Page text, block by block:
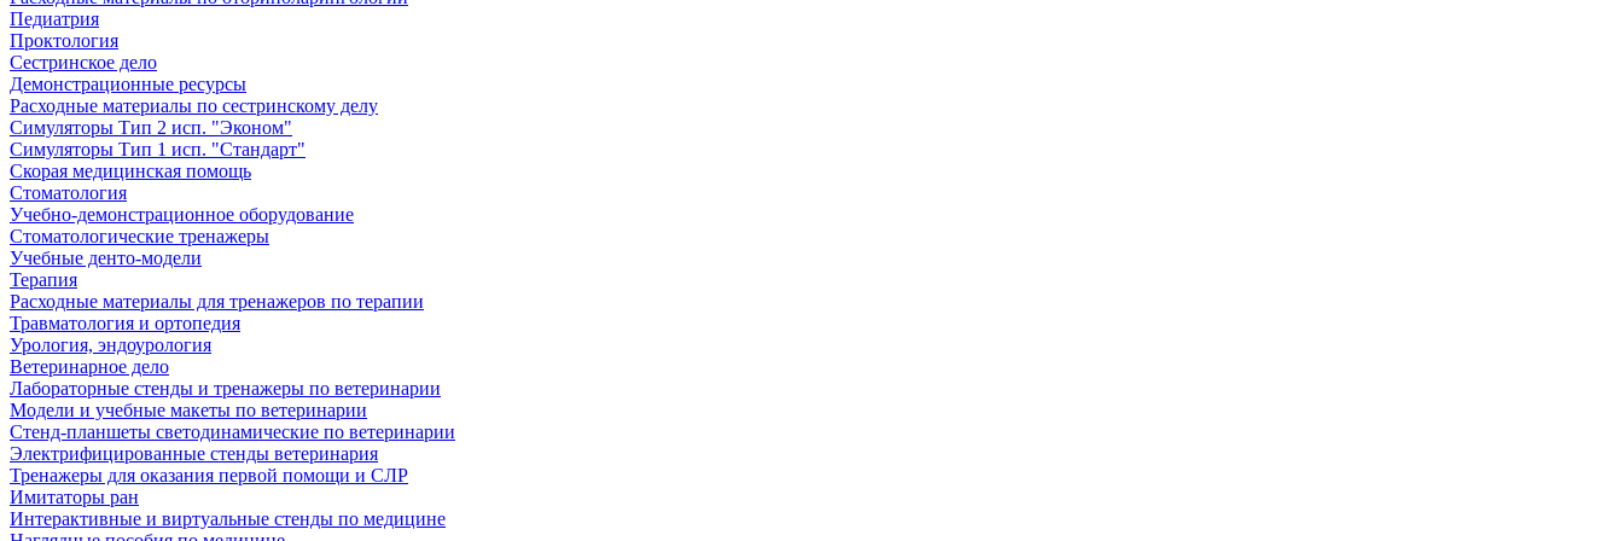
Педиатрия
Проктология
Сестринское дело
Демонстрационные ресурсы
Расходные материалы по сестринскому делу
Симуляторы Тип 2 исп. "Эконом"
Симуляторы Тип 1 исп. "Стандарт"
Скорая медицинская помощь
Стоматология
Учебно-демонстрационное оборудование
Стоматологические тренажеры
Учебные денто-модели
Терапия
Расходные материалы для тренажеров по терапии
Травматология и ортопедия
Урология, эндоурология
Ветеринарное дело
Лабораторные стенды и тренажеры по ветеринарии
Модели и учебные макеты по ветеринарии
Стенд-планшеты светодинамические по ветеринарии
Электрифицированные стенды ветеринария
Тренажеры для оказания первой помощи и СЛР
Имитаторы ран
Интерактивные и виртуальные стенды по медицине